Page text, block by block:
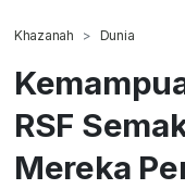
Khazanah Dunia
RSF
Mereka